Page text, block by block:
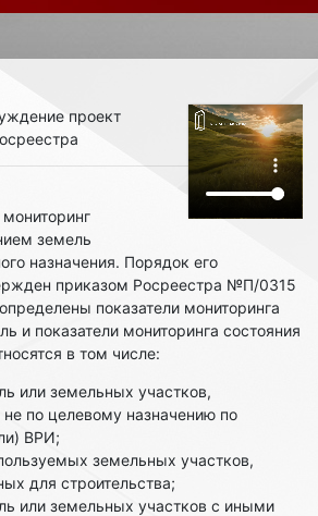
проект
земель
назначения. Порядок его
приказом Росреестра №П/0315
показатели мониторинга
и показатели мониторинга состояния
в том числе:
или земельных участков,
по целевому назначению по
ВРИ;
земельных участков,
для строительства;
или земельных участков с иными